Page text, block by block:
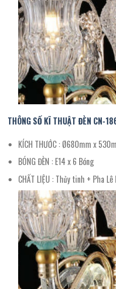
THÔNG SỐ KĨ THUẬT ĐÈN CN-
KÍCH THƯỚC : Ø680mm x
BÓNG ĐÈN : E14 x 6 Bóng
CHẤT LIỆU : Thủy tinh + Pha Lê